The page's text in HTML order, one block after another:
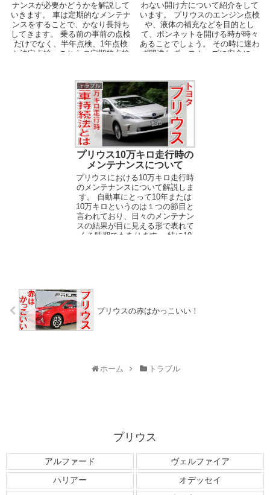
ナンスが必要かどうかを解説して
いきます。 車は定期的なメンテナ
ンスをすることで、かなり長持ち
してきます。 乗る前の事前の点検
だけでなく、半年点検、1年点検
と法定点検、これらの定期的点検
わない開け方について紹介をして
います。 プリウスのエンジン点検
や、液体の補充などを目的とし
て、ボンネットを開ける時が時々
あることでしょう。 その時に迷わ
ず間違わず、スムーズに安全に、
トラブル
プリウス10万キロ走行時の
メンテナンスについて
プリウスにおける10万キロ走行時
のメンテナンスについて解説しま
す。 自動車にとって10年または
10万キロというのは１つの節目と
言われており、日々のメンテナン
スの結果が目に見える形で表れて
くる時期でもあります。 特に10
プリウスの赤はかっこいい！
ホーム トラブル
プリウス
アルファード
ヴェルファイア
ハリアー
オデッセイ